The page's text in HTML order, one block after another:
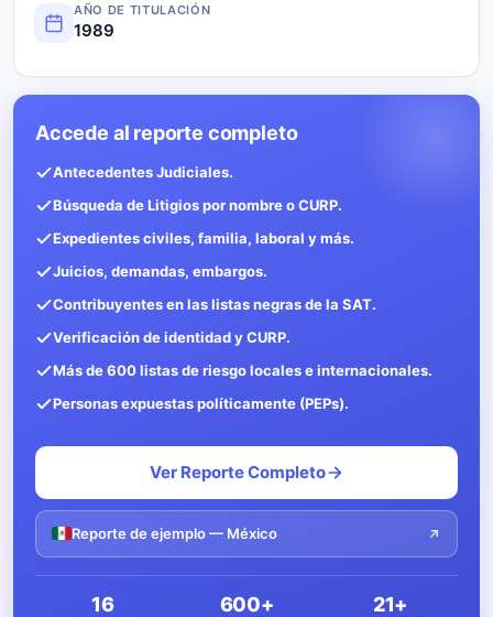
AÑO DE TITULACIÓN
1989
Accede al reporte completo
Antecedentes Judiciales.
Búsqueda de Litigios por nombre o CURP.
Expedientes civiles, familia, laboral y más.
Juicios, demandas, embargos.
Contribuyentes en las listas negras de la SAT.
Verificación de identidad y CURP.
Más de 600 listas de riesgo locales e internacionales.
Personas expuestas políticamente (PEPs).
Ver Reporte Completo
Reporte de ejemplo — México
16 600+ 21+